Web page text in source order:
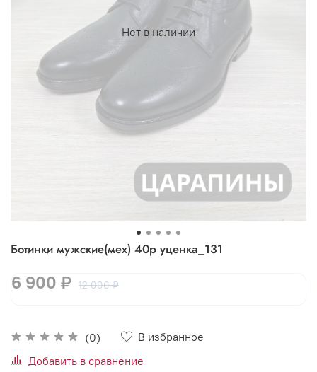
Нет в наличии
Ботинки мужские(мех) 40р уценка_131
(0)
В избранное
Добавить в сравнение
6 900 ₽ 12 000 ₽